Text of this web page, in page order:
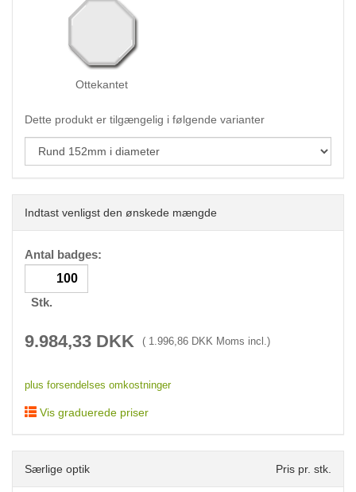
Ottekantet
Dette produkt er tilgængelig i følgende varianter
Indtast venligst den ønskede mængde
Antal badges:
Stk.
9.984,33 DKK ( 1.996,86 DKK Moms incl.)
plus forsendelses omkostninger
Vis graduerede priser
Særlige optik Pris pr. stk.